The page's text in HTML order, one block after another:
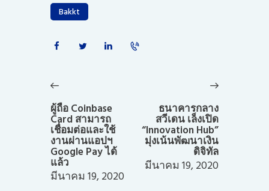
Bakkt
เรื่อง
post:
ผู้ถือ Coinbase
Card สามารถ
เชื่อมต่อและใช้
งานผ่านแอปฯ
Google Pay ได้
แล้ว
มีนาคม 19, 2020
ธนาคารกลาง
สวีเดน เล็งเปิด
“Innovation Hub”
มุ่งเน้นพัฒนาเงิน
ดิจิทัล
มีนาคม 19, 2020